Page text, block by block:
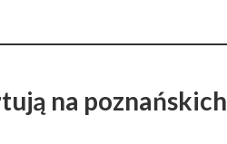
na poznańskich